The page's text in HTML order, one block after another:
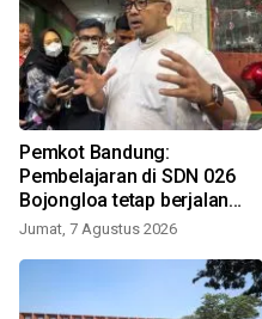
Pemkot Bandung:
Pembelajaran di SDN 026
Bojongloa tetap berjalan
meski terdampak sengketa
Jumat, 7 Agustus 2026